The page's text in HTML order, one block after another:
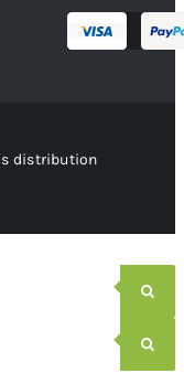
distribution